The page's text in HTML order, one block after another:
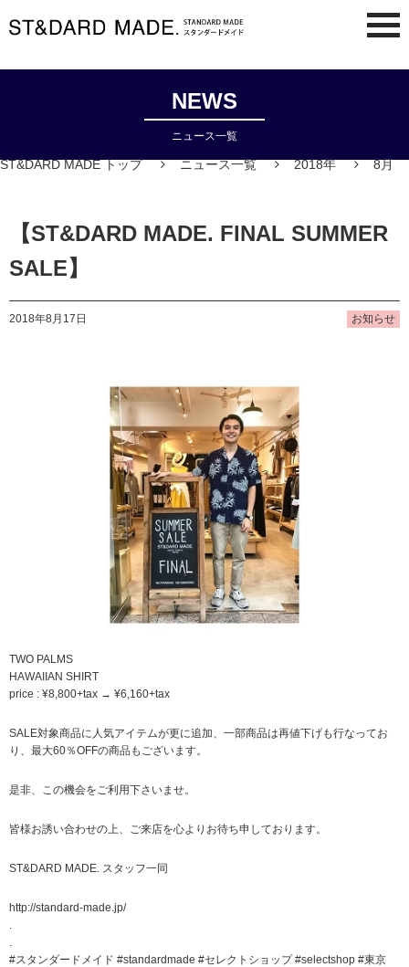
NEWS
ニュース一覧
ST&DARD MADE トップ ニュース一覧 2018年 8月
【ST&DARD MADE. FINAL SUMMER
SALE】
2018年8月17日 お知らせ
TWO PALMS
HAWAIIAN SHIRT
price : ¥8,800+tax → ¥6,160+tax
SALE対象商品に人気アイテムが更に追加、一部商品は再値下げも行なってお
り、最大60％OFFの商品もございます。
是非、この機会をご利用下さいませ。
皆様お誘い合わせの上、ご来店を心よりお待ち申しております。
ST&DARD MADE. スタッフ一同
http://standard-made.jp/
#スタンダードメイド #standardmade #セレクトショップ #selectshop #東京